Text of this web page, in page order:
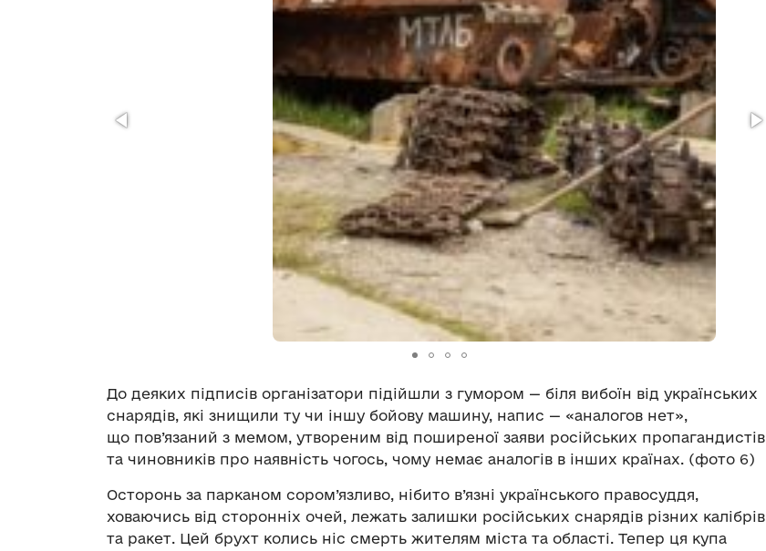
До деяких підписів організатори підійшли з гумором — біля вибоїн від українських
снарядів, які знищили ту чи іншу бойову машину, напис — «аналогов нет»,
що пов’язаний з мемом, утвореним від поширеної заяви російських пропагандистів
та чиновників про наявність чогось, чому немає аналогів в інших країнах. (фото 6)
Осторонь за парканом сором’язливо, нібито в’язні українського правосуддя,
ховаючись від сторонніх очей, лежать залишки російських снарядів різних калібрів
та ракет. Цей брухт колись ніс смерть жителям міста та області. Тепер ця купа